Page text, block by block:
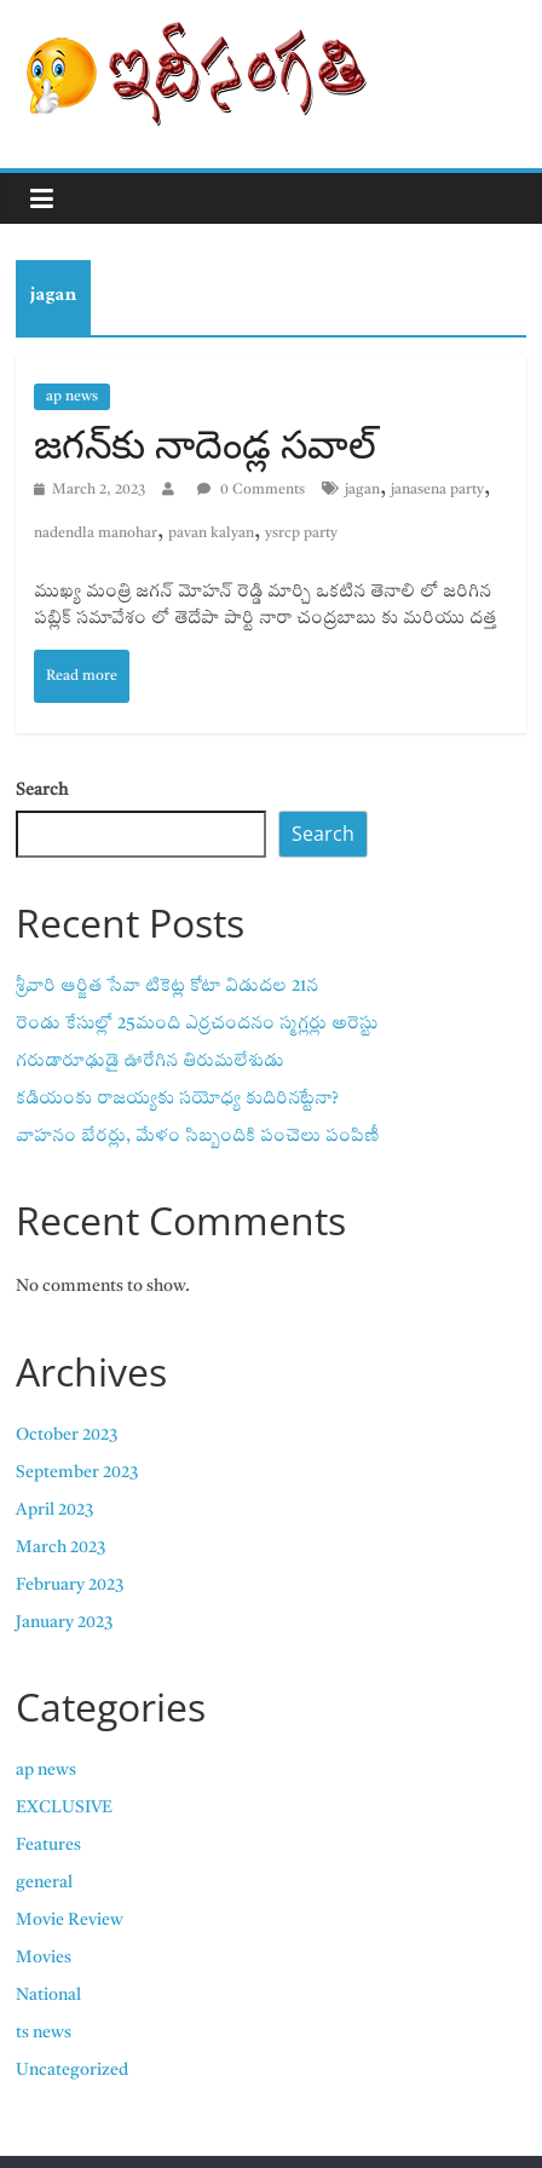
jagan
ap news
జగన్‌‌కు నాదెండ్ల సవాల్
March 2, 2023 0 Comments jagan,janasena party,
nadendla manohar,pavan kalyan,ysrcp party
ముఖ్య మంత్రి జగన్ మోహన్ రెడ్డి మార్చి ఒకటిన తెనాలి లో జరిగిన
పబ్లిక్ సమావేశం లో తెదేపా పార్టి నారా చంద్రబాబు కు మరియు దత్త
Read more
Search
Search
Recent Posts
శ్రీవారి ఆర్జిత సేవా టికెట్ల కోటా విడుదల 21న
రెండు కేసుల్లో 25మంది ఎర్రచందనం స్మగ్లర్లు అరెస్టు
గరుడారూఢుడై ఊరేగిన తిరుమలేశుడు
కడియంకు రాజయ్యకు సయోధ్య కుదిరినట్టేనా?
వాహ‌నం బేర‌ర్లు, మేళం సిబ్బందికి పంచెలు పంపిణీ
Recent Comments
No comments to show.
Archives
October 2023
September 2023
April 2023
March 2023
February 2023
January 2023
Categories
ap news
EXCLUSIVE
Features
general
Movie Review
Movies
National
ts news
Uncategorized